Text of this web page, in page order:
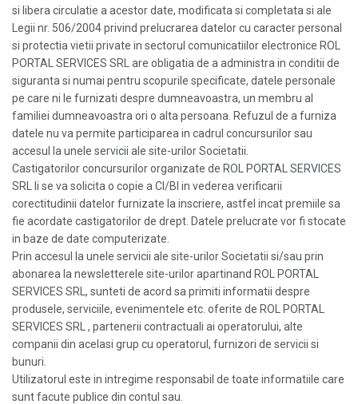
si libera circulatie a acestor date, modificata si completata si ale
Legii nr. 506/2004 privind prelucrarea datelor cu caracter personal
si protectia vietii private in sectorul comunicatiilor electronice ROL
PORTAL SERVICES SRL are obligatia de a administra in conditii de
siguranta si numai pentru scopurile specificate, datele personale
pe care ni le furnizati despre dumneavoastra, un membru al
familiei dumneavoastra ori o alta persoana. Refuzul de a furniza
datele nu va permite participarea in cadrul concursurilor sau
accesul la unele servicii ale site-urilor Societatii.
Castigatorilor concursurilor organizate de ROL PORTAL SERVICES
SRL li se va solicita o copie a CI/BI in vederea verificarii
corectitudinii datelor furnizate la inscriere, astfel incat premiile sa
fie acordate castigatorilor de drept. Datele prelucrate vor fi stocate
in baze de date computerizate.
Prin accesul la unele servicii ale site-urilor Societatii si/sau prin
abonarea la newsletterele site-urilor apartinand ROL PORTAL
SERVICES SRL, sunteti de acord sa primiti informatii despre
produsele, serviciile, evenimentele etc. oferite de ROL PORTAL
SERVICES SRL , partenerii contractuali ai operatorului, alte
companii din acelasi grup cu operatorul, furnizori de servicii si
bunuri.
Utilizatorul este in intregime responsabil de toate informatiile care
sunt facute publice din contul sau.